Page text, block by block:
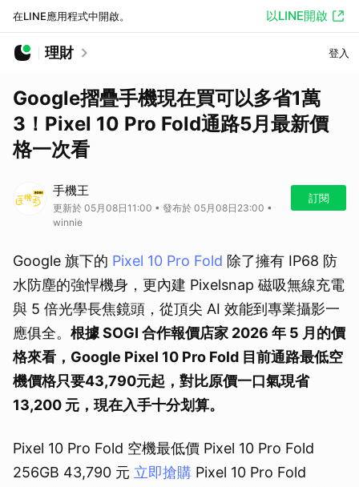
在LINE應用程式中開啟。 以LINE開啟
理財 登入
Google摺疊手機現在買可以多省1萬
3！Pixel 10 Pro Fold通路5月最新價
格一次看
手機王
更新於 05月08日11:00 • 發布於 05月08日23:00 •
winnie
訂閱
Google 旗下的 Pixel 10 Pro Fold 除了擁有 IP68 防
水防塵的強悍機身，更內建 Pixelsnap 磁吸無線充電
與 5 倍光學長焦鏡頭，從頂尖 AI 效能到專業攝影一
應俱全。 根據 SOGI 合作報價店家 2026 年 5 月的價
格來看，Google Pixel 10 Pro Fold 目前通路最低空
機價格只要43,790元起，對比原價一口氣現省
13,200 元，現在入手十分划算。
Pixel 10 Pro Fold 空機最低價 Pixel 10 Pro Fold
256GB 43,790 元 立即搶購 Pixel 10 Pro Fold